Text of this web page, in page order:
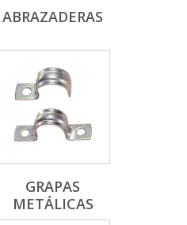
ABRAZADERAS
GRAPAS
METÁLICAS